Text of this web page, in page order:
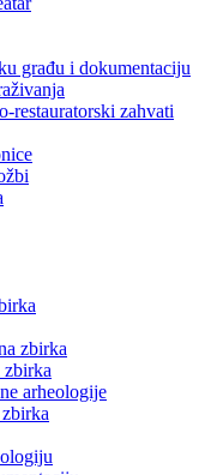
građu i dokumentaciju
restauratorski zahvati
zbirka
arheologije